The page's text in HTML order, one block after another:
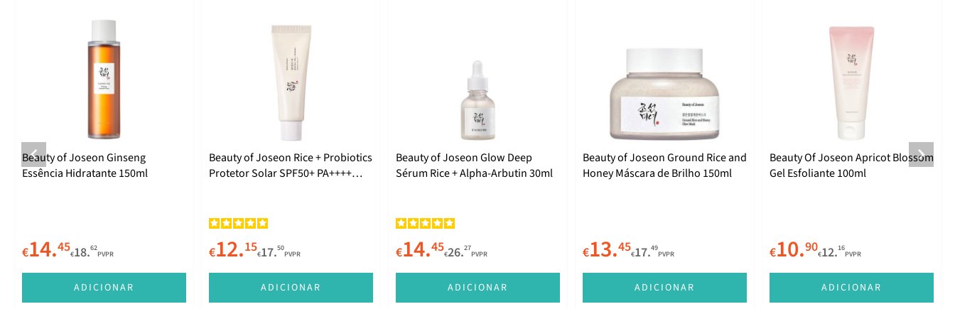
Beauty of Joseon Ginseng
Essência Hidratante 150ml
€14.45€18.62
PVPR
ADICIONAR
Beauty of Joseon Rice + Probiotics
Protetor Solar SPF50+ PA++++
€12.15€17.50
PVPR
ADICIONAR
Beauty of Joseon Glow Deep
Sérum Rice + Alpha-Arbutin 30ml
€14.45€26.27
PVPR
ADICIONAR
Beauty of Joseon Ground Rice and
Honey Máscara de Brilho 150ml
€13.45€17.49
PVPR
ADICIONAR
Beauty Of Joseon Apricot Blossom
Gel Esfoliante 100ml
€10.90€12.16
PVPR
ADICIONAR